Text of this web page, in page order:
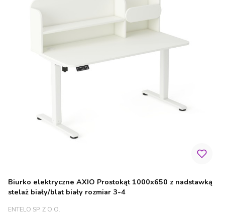
Biurko elektryczne AXIO Prostokąt 1000x650 z nadstawką
stelaż biały/blat biały rozmiar 3-4
PRODUCENT
ENTELO SP. Z O.O.